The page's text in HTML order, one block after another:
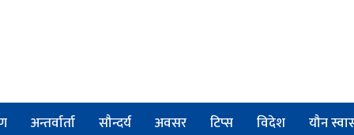
अन्तर्वार्ता सौन्दर्य अवसर टिप्स विदेश यौन